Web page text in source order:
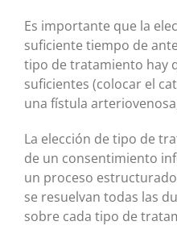
Es importante que la
suficiente tiempo de
tipo de tratamiento hay
suficientes (colocar el
una fístula
La elección de tipo de
de un consentimiento
un proceso
se resuelvan todas las
sobre cada tipo de